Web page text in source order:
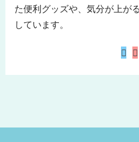
た便利グッズや、気分が上が
しています。